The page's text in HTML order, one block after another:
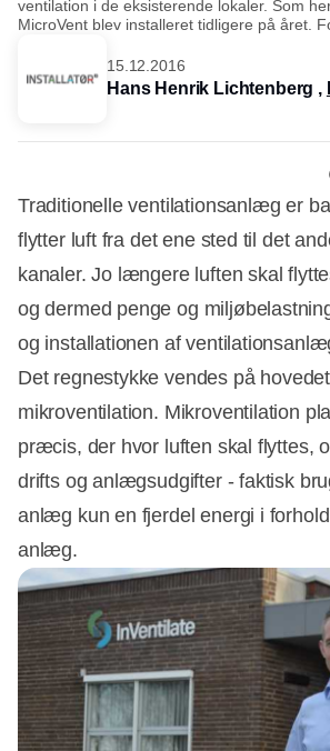
ventilation i de eksisterende lokaler. Som
MicroVent blev installeret tidligere på året.
15.12.2016
Hans Henrik Lichtenberg ,
Traditionelle ventilationsanlæg er
flytter luft fra det ene sted til det
kanaler. Jo længere luften skal
og dermed penge og
og installationen af
Det regnestykke vendes på
mikroventilation. Mikroventilation
præcis, der hvor luften skal flyttes,
drifts og anlægsudgifter - faktisk
anlæg kun en fjerdel energi i
anlæg.
Annonce